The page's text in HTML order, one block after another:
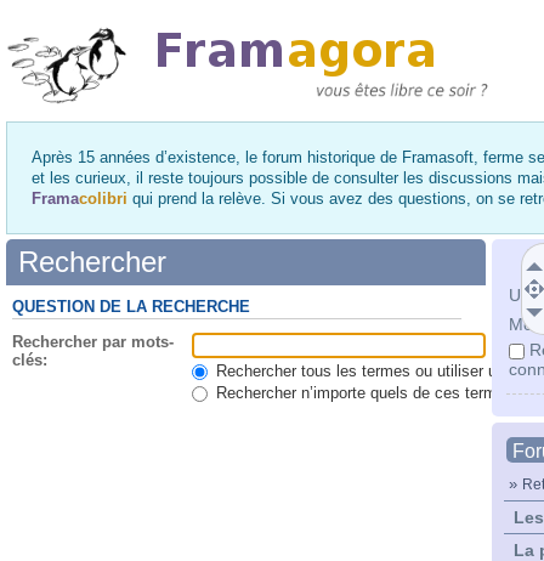
Après 15 années d’existence, le forum historique de Framasoft, ferme
et les curieux, il reste toujours possible de consulter les discussions
Framacolibri qui prend la relève. Si vous avez des questions, on se
Mot
»
La
Rechercher
QUESTION DE LA RECHERCHE
Rechercher par mots-
clés:
Rechercher tous les termes ou utiliser une
Rechercher n’importe quels de ces termes